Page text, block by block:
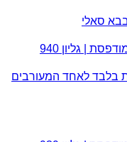
סאלי
| גליון 940
בלבד לאחד המעורבים